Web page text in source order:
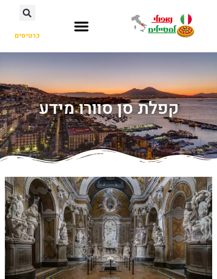
כרטיסים
קפלת סן סוורו מידע